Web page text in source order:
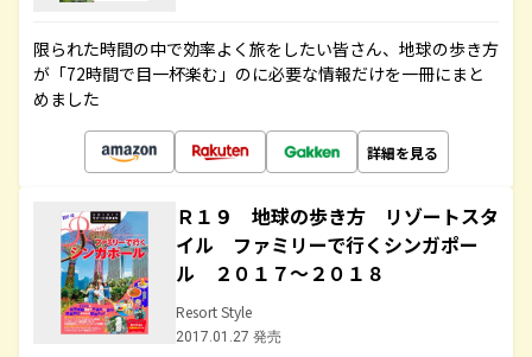
限られた時間の中で効率よく旅をしたい皆さん、地球の歩き方
が「72時間で目一杯楽む」のに必要な情報だけを一冊にまと
めました
詳細を見る
Ｒ１９ 地球の歩き方 リゾートスタ
イル ファミリーで行くシンガポー
ル ２０１７～２０１８
Resort Style
2017.01.27 発売